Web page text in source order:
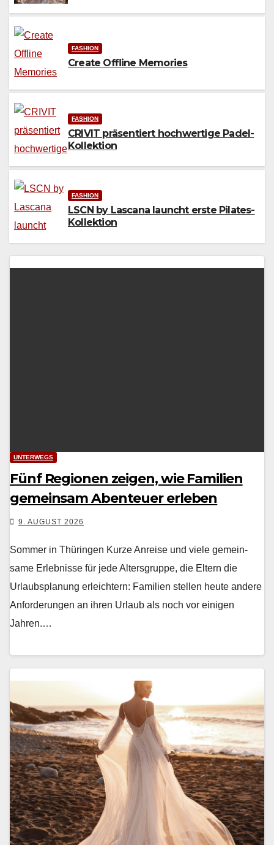
FASHION
Create Offline Memories
FASHION
CRIVIT präsentiert hochwertige Padel-
Kollektion
FASHION
LSCN by Lascana launcht erste Pilates-
Kollektion
UNTERWEGS
Fünf Regionen zeigen, wie Familien
gemeinsam Abenteuer erleben
9. AUGUST 2026
Sommer in Thüringen Kurze Anreise und viele gemein­
same Erleb­nisse für jede Alters­gruppe, die Eltern die
Urlaub­s­pla­nung erle­ichtern: Fam­i­lien stellen heute andere
Anforderun­gen an ihren Urlaub als noch vor eini­gen
Jahren.…